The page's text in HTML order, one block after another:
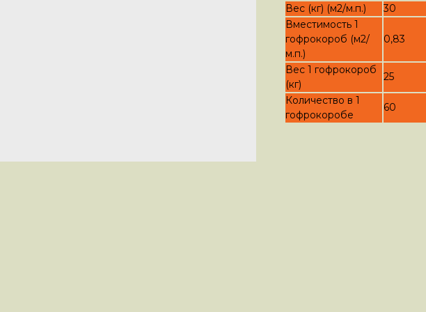
Вес (кг) (м2/м.п.)
30
Вместимость 1
гофрокороб (м2/
м.п.)
0,83
Вес 1 гофрокороб
(кг)
25
Количество в 1
гофрокоробе
60